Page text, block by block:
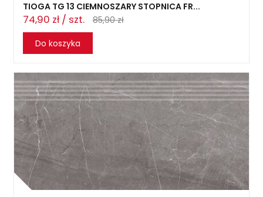
TIOGA TG 13 CIEMNOSZARY STOPNICA FR...
74,90 zł / szt.
85,90 zł
Do koszyka